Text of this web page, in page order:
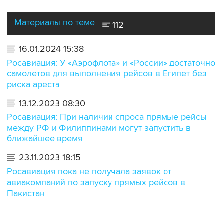
Материалы по теме 112
16.01.2024 15:38
Росавиация: У «Аэрофлота» и «России» достаточно
самолетов для выполнения рейсов в Египет без
риска ареста
13.12.2023 08:30
Росавиация: При наличии спроса прямые рейсы
между РФ и Филиппинами могут запустить в
ближайшее время
23.11.2023 18:15
Росавиация пока не получала заявок от
авиакомпаний по запуску прямых рейсов в
Пакистан